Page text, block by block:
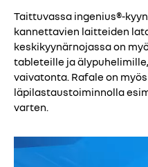
Taittuvassa ingenius®-
kannettavien laitteiden
keskikyynärnojassa on
tableteille ja
vaivatonta. Rafale on
läpilastaustoiminnolla
varten.